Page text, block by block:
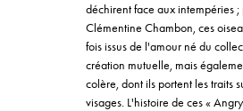
déchirent face aux intempéries ;
Clémentine Chambon, ces
fois issus de l'amour né du
création mutuelle, mais
colère, dont ils portent les traits
visages. L'histoire de ces «